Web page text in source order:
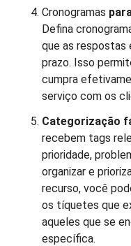
Cronogramas
Defina
que as respostas
prazo. Isso
cumpra
serviço com os
Categorização
recebem tags
prioridade,
organizar e
recurso, você
os tíquetes que
aqueles que se
específica.